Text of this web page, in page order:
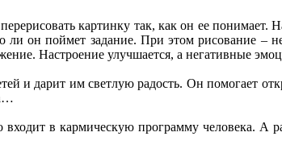
картинку так, как он ее
он поймет задание. При этом рисование –
Настроение улучшается, а негативные
и дарит им светлую радость. Он помогает
в кармическую программу человека. А